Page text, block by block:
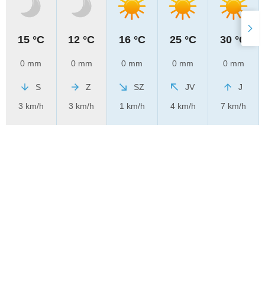
15 °C
0 mm
S
3 km/h
12 °C
0 mm
Z
3 km/h
16 °C
0 mm
SZ
1 km/h
25 °C
0 mm
JV
4 km/h
30 °C
0 mm
J
7 km/h